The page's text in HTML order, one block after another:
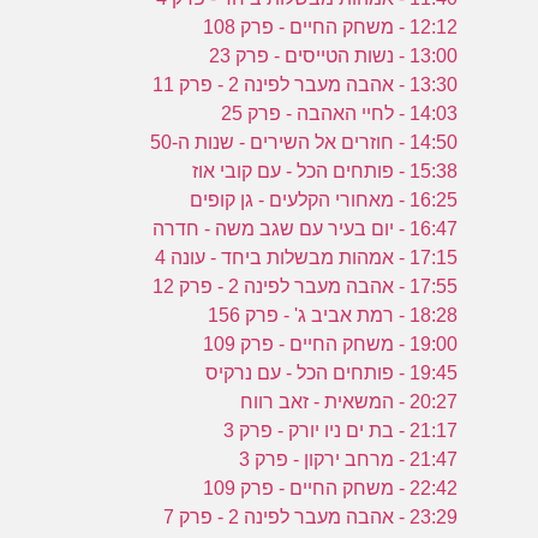
12:12 - משחק החיים - פרק 108
13:00 - נשות הטייסים - פרק 23
13:30 - אהבה מעבר לפינה 2 - פרק 11
14:03 - לחיי האהבה - פרק 25
14:50 - חוזרים אל השירים - שנות ה-50
15:38 - פותחים הכל - עם קובי אוז
16:25 - מאחורי הקלעים - גן קופים
16:47 - יום בעיר עם שגב משה - חדרה
17:15 - אמהות מבשלות ביחד - עונה 4
17:55 - אהבה מעבר לפינה 2 - פרק 12
18:28 - רמת אביב ג' - פרק 156
19:00 - משחק החיים - פרק 109
19:45 - פותחים הכל - עם נרקיס
20:27 - המשאית - זאב רווח
21:17 - בת ים ניו יורק - פרק 3
21:47 - מרחב ירקון - פרק 3
22:42 - משחק החיים - פרק 109
23:29 - אהבה מעבר לפינה 2 - פרק 7